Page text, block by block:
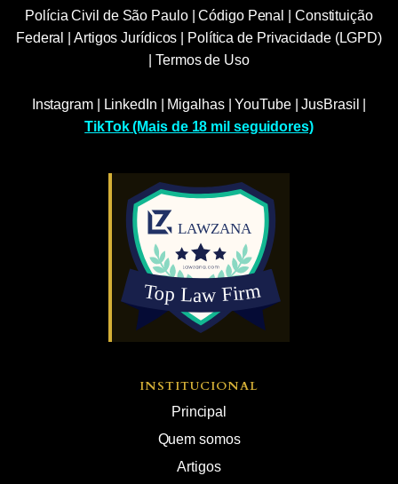
Polícia Civil de São Paulo|Código Penal
Constituição
Federal
Artigos Jurídicos
Política de Privacidade (LGPD)
|Termos de Uso
Instagram| LinkedIn Migalhas|YouTube|JusBrasil
TikTok (Mais de 18 mil seguidores)
INSTITUCIONAL
Principal
Quem somos
Artigos